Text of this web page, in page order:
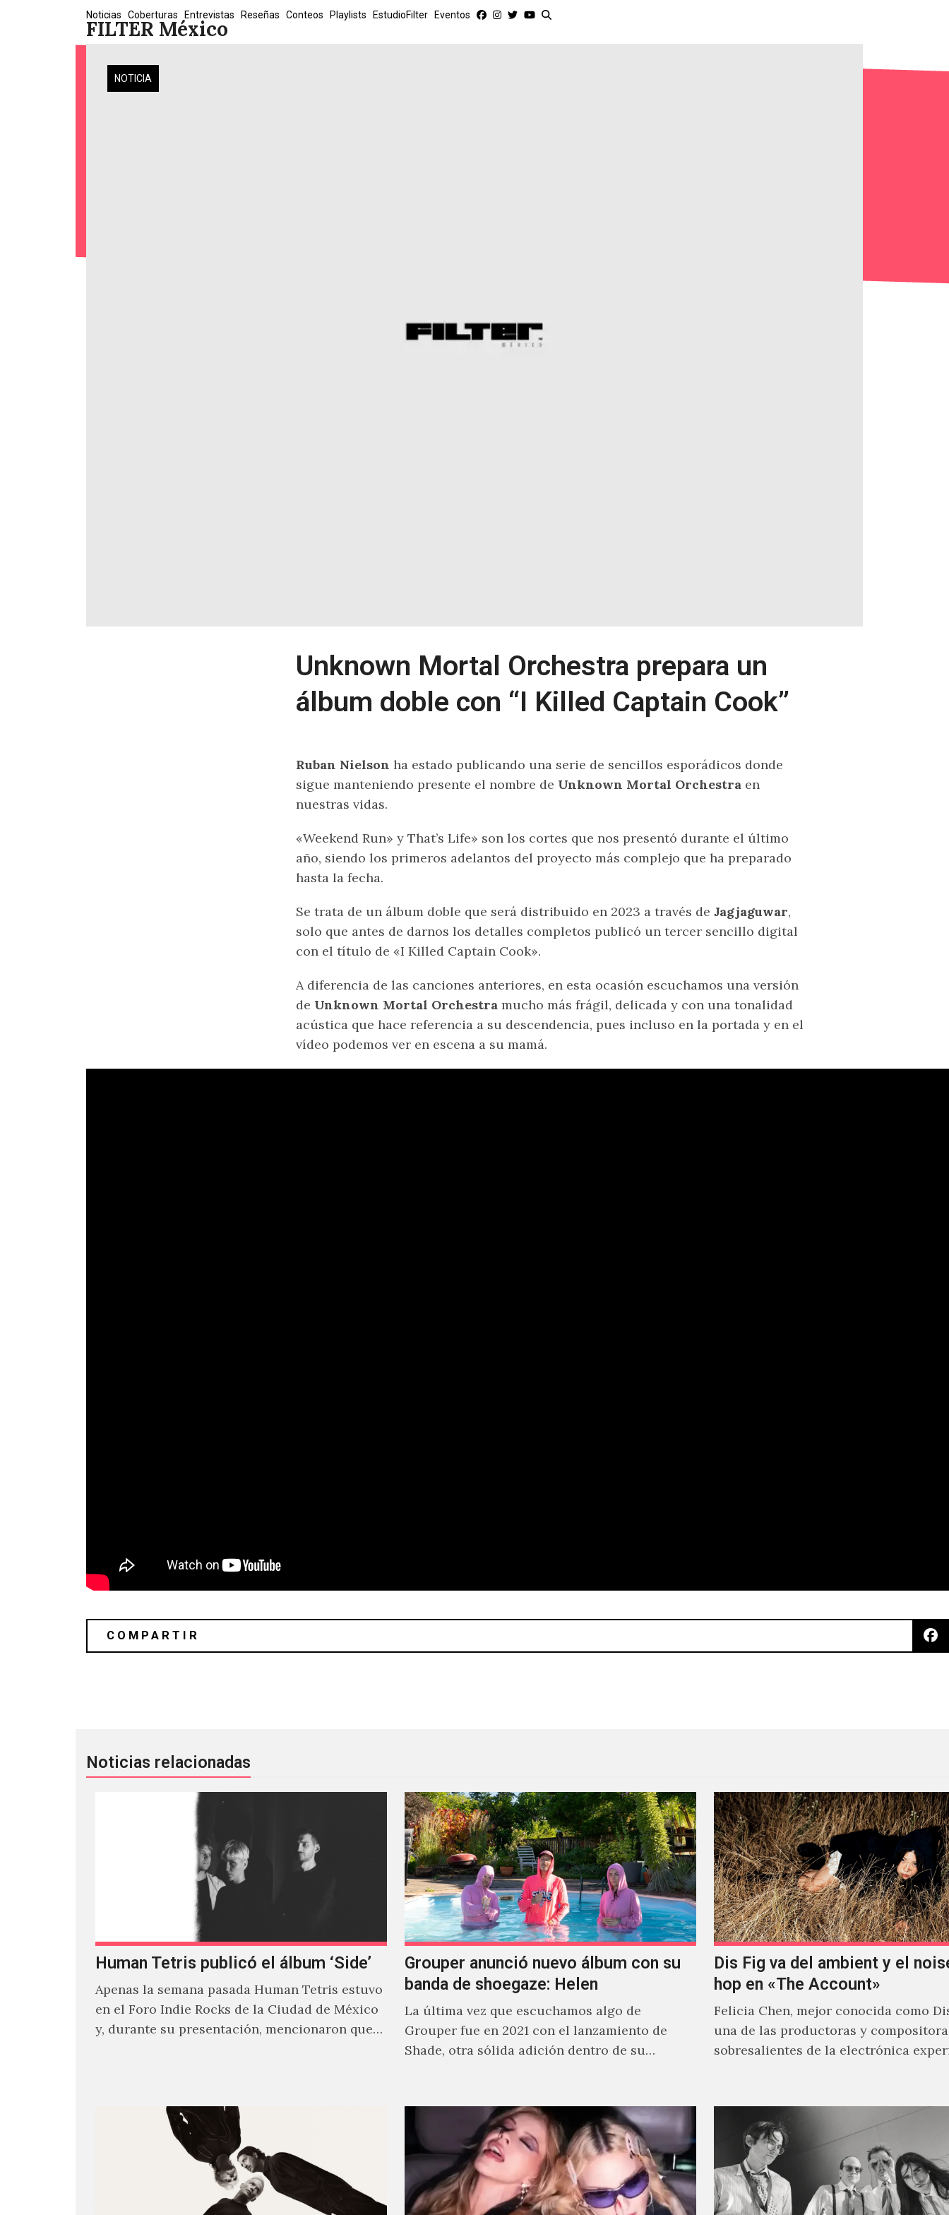
FILTER México
Noticias Coberturas Entrevistas Reseñas Conteos Playlists EstudioFilter Eventos
NOTICIA
Unknown Mortal Orchestra prepara un
álbum doble con “I Killed Captain Cook”
Ruban Nielson ha estado publicando una serie de sencillos esporádicos donde
sigue manteniendo presente el nombre de Unknown Mortal Orchestra en
nuestras vidas.
«Weekend Run» y That’s Life» son los cortes que nos presentó durante el último
año, siendo los primeros adelantos del proyecto más complejo que ha preparado
hasta la fecha.
Se trata de un álbum doble que será distribuido en 2023 a través de Jagjaguwar,
solo que antes de darnos los detalles completos publicó un tercer sencillo digital
con el título de «I Killed Captain Cook».
A diferencia de las canciones anteriores, en esta ocasión escuchamos una versión
de Unknown Mortal Orchestra mucho más frágil, delicada y con una tonalidad
acústica que hace referencia a su descendencia, pues incluso en la portada y en el
vídeo podemos ver en escena a su mamá.
Noticias relacionadas
Human Tetris publicó el álbum ‘Side’
Apenas la semana pasada Human Tetris estuvo
en el Foro Indie Rocks de la Ciudad de México
y, durante su presentación, mencionaron que
Grouper anunció nuevo álbum con su
banda de shoegaze: Helen
La última vez que escuchamos algo de
Grouper fue en 2021 con el lanzamiento de
Shade, otra sólida adición dentro de su
Dis Fig va del ambient y el
hop en «The Account»
Felicia Chen, mejor conocida como
una de las productoras y
sobresalientes de la electrónica